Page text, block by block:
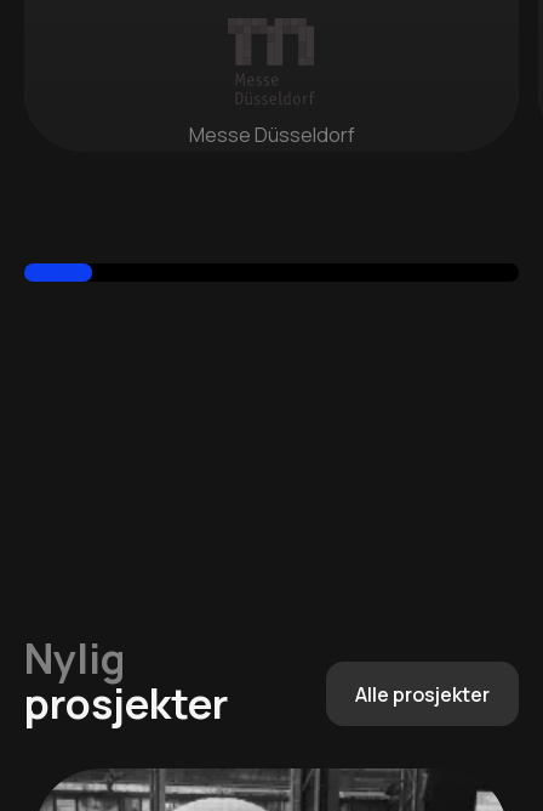
Messe Düsseldorf
Nylig
prosjekter
Alle prosjekter